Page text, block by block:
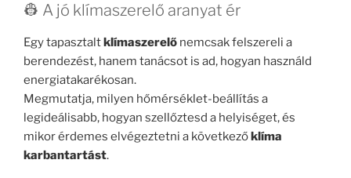
👷 A jó klímaszerelő aranyat ér
Egy tapasztaltklímaszerelő nemcsak felszereli a
berendezést, hanem tanácsot is ad, hogyan használd
energiatakarékosan.
Megmutatja, milyen hőmérséklet-beállítás a
legideálisabb, hogyan szellőztesd a helyiséget, és
mikor érdemes elvégeztetni a következőklíma
karbantartást.